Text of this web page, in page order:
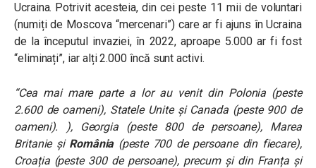
Ucraina. Potrivit acesteia, din cei peste 11 mii de voluntari
(numiți de Moscova “mercenari”) care ar fi ajuns în Ucraina
de la începutul invaziei, în 2022, aproape 5.000 ar fi fost
“eliminați”, iar alți 2.000 încă sunt activi.
“Cea mai mare parte a lor au venit din Polonia (peste
2.600 de oameni), Statele Unite și Canada (peste 900 de
oameni). ), Georgia (peste 800 de persoane), Marea
Britanie și România(peste 700 de persoane din fiecare),
Croația (peste 300 de persoane), precum și din Franța și